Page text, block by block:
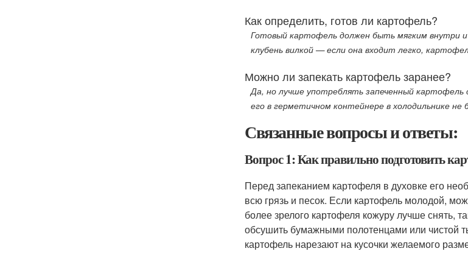
Как определить, готов ли картофель?
Готовый картофель должен быть мягким внутри
клубень вилкой — если она входит легко,
Можно ли запекать картофель заранее?
Да, но лучше употреблять запеченный картофель
его в герметичном контейнере в холодильнике не
Связанные вопросы и ответы:
Вопрос 1: Как правильно подготовить
Перед запеканием картофеля в духовке его
всю грязь и песок. Если картофель молодой,
более зрелого картофеля кожуру лучше снять,
обсушить бумажными полотенцами или чистой
картофель нарезают на кусочки желаемого